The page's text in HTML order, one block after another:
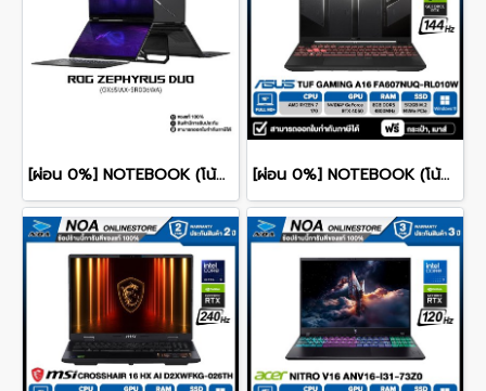
[ผ่อน 0%] NOTEBOOK (โน้ตบุ๊ก) ASUS ROG ZEPHYRUS DUO 16 GX651AX-SR006WA 16" 3K OLED 120Hz Touchscreen/ULTRA 9 386H/64GB/SSD 2TB/RTX 5090/WINDOWS 11+MS OFFICE รับประกันศูนย์ไทย 3ปี [ผ่อน 0%] NOTEBOOK (โน้ตบุ๊ค) ASUS TUF GAMING A16 FA607NUQ-RL010W - 16" WUXGA 144Hz/RYZEN 7 170/RAM 8GB/SSD 512GB/RTX 4050/WINDOWS 11+MS OFFICE รับประกันศูนย์ไทย 2ปี